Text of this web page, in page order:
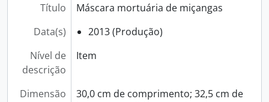
Título
Máscara mortuária de miçangas
Data(s)
2013 (Produção)
Nível de
descrição
Item
Dimensão
30,0 cm de comprimento; 32,5 cm de